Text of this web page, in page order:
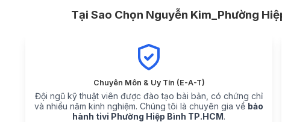
Tại Sao Chọn Nguyễn Kim_Phường
Chuyên Môn & Uy Tín (E-A-T)
Đội ngũ kỹ thuật viên được đào tạo bài bản, có chứng chỉ
và nhiều năm kinh nghiệm. Chúng tôi là chuyên gia về bảo
hành tivi Phường Hiệp Bình TP.HCM.